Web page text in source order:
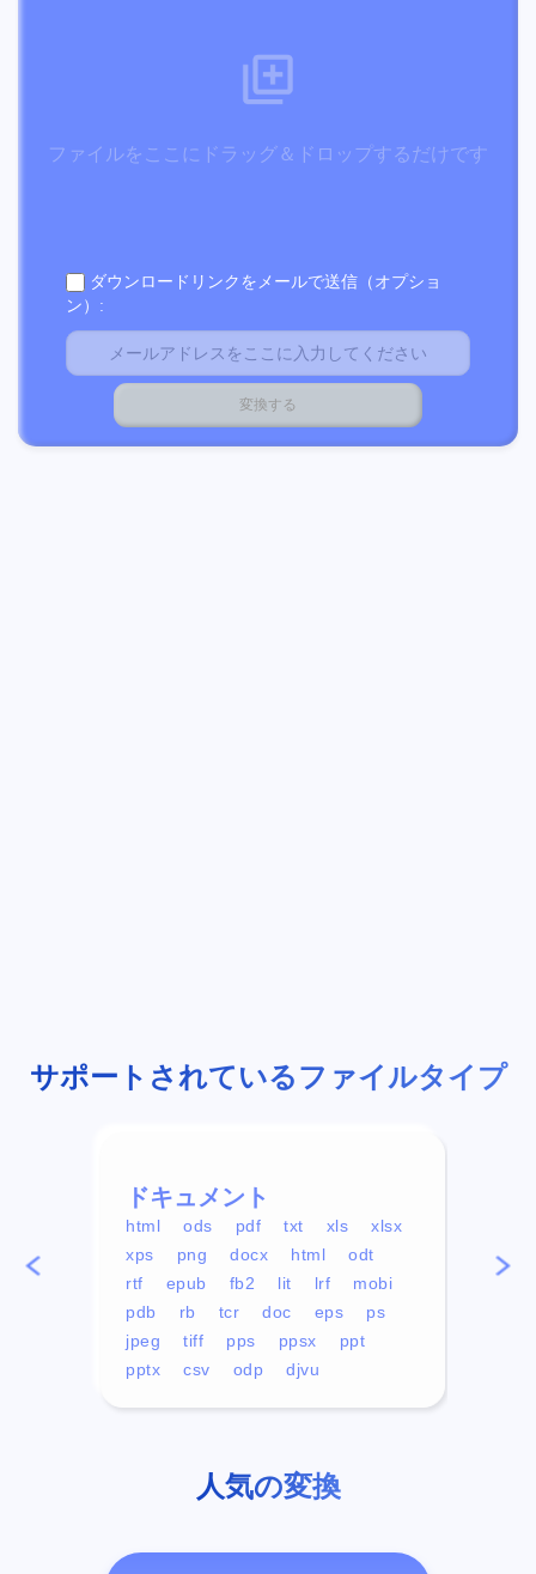
ファイルをここにドラッグ＆ドロップするだけです
ダウンロードリンクをメールで送信（オプショ
ン）:
サポートされているファイルタイプ
ドキュメント
html ods pdf txt xls
xlsx
xps
png docx html
odt
rtf
epub fb2 lit lrf
mobi
pdb
rb tcr doc eps
ps
jpeg
tiff pps ppsx
ppt
pptx
csv odp djvu
mp4
人気の変換